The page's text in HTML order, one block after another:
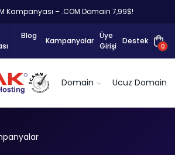
Kampanyası – .COM Domain 7,99$!
Blog
Kampanyalar
Üye
Girişi
Destek
0
Domain Ucuz Domain